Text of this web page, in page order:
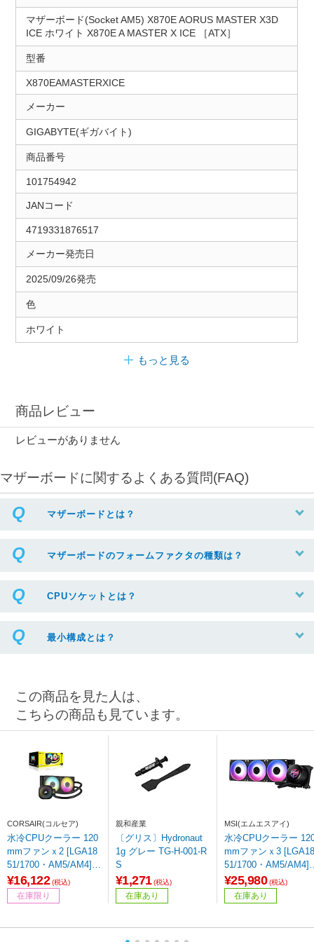
マザーボード(Socket AM5) X870E AORUS MASTER X3D
ICE ホワイト X870E A MASTER X ICE ［ATX］
型番
X870EAMASTERXICE
メーカー
GIGABYTE(ギガバイト)
商品番号
101754942
JANコード
4719331876517
メーカー発売日
2025/09/26発売
色
ホワイト
もっと見る
商品レビュー
レビューがありません
マザーボードに関するよくある質問(FAQ)
マザーボードとは？
マザーボードのフォームファクタの種類は？
CPUソケットとは？
最小構成とは？
この商品を見た人は、
こちらの商品も見ています。
CORSAIR(コルセア)
水冷CPUクーラー 120
mmファンｘ2 [LGA18
51/1700・AM5/AM4] i
CUE LINK TITAN 240
RX RGB ブラック CW
-9061016-WW
¥16,122 (税込)
在庫限り
親和産業
〔グリス〕Hydronaut
1g グレー TG-H-001-R
S
¥1,271 (税込)
在庫あり
MSI(エムエスアイ)
水冷CPUクーラー
mmファンｘ3 [LGA18
51/1700・AM5/AM4]
ブラック MPG
IQUID P13 360
¥25,980 (税込)
在庫あり